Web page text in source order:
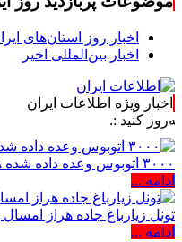
اخبار روز استان‌های
اخبار بین‌المللی اخیر
اخبار ویژه اطلاعات ایران
۳۰۰۰ اتوبوس وعده داده شده هنوز وارد طرح اربعین نشده است
ادامه ...
تونل زیارباغ جاده هراز
ادامه ...